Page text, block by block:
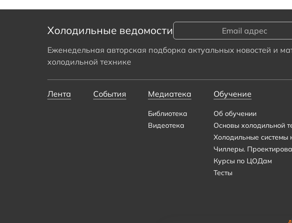
Холодильные ведомости
Еженедельная авторская подборка актуальных новостей и
холодильной технике
Лента События Медиатека
Библиотека
Видеотека
Обучение
Об обучении
Основы холодильной
Холодильные системы
Чиллеры.
Курсы по ЦОДам
Тесты